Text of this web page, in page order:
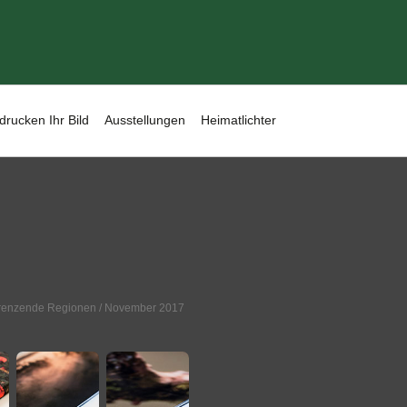
Ihr Bild Ausstellungen Heimatlichter
Regionen / November 2017